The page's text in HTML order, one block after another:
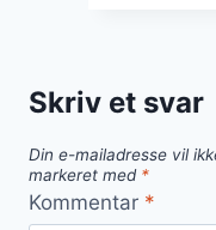
Skriv et svar
Din e-mailadresse vil
markeret med *
Kommentar *